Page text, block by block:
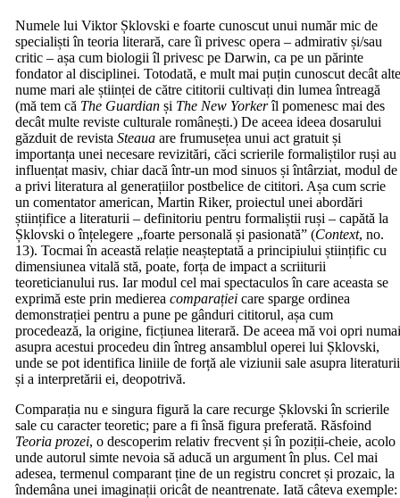
Numele lui Viktor Șklovski e foarte cunoscut unui număr mic de
specialiști în teoria literară, care îi privesc opera – admirativ și/sau
critic – așa cum biologii îl privesc pe Darwin, ca pe un părinte
fondator al disciplinei. Totodată, e mult mai puțin cunoscut decât
nume mari ale științei de către cititorii cultivați din lumea întreagă
(mă tem că The Guardian și The New Yorkerîl pomenesc mai des
decât multe reviste culturale românești.) De aceea ideea dosarului
găzduit de revistaSteauaare frumusețea unui act gratuit și
importanța unei necesare revizitări, căci scrierile formaliștilor ruși au
influențat masiv, chiar dacă într-un mod sinuos și întârziat, modul de
a privi literatura al generațiilor postbelice de cititori. Așa cum scrie
un comentator american, Martin Riker, proiectul unei abordări
științifice a literaturii – definitoriu pentru formaliștii ruși – capătă la
Șklovski o înțelegere „foarte personală și pasionată” (Context, no.
13). Tocmai în această relație neașteptată a principiului științific cu
dimensiunea vitală stă, poate, forța de impact a scriiturii
teoreticianului rus. Iar modul cel mai spectaculos în care aceasta se
exprimă este prin mediereacomparațieicare sparge ordinea
demonstrației pentru a pune pe gânduri cititorul, așa cum
procedează, la origine, ficțiunea literară. De aceea mă voi opri
asupra acestui procedeu din întreg ansamblul operei lui Șklovski,
unde se pot identifica liniile de forță ale viziunii sale asupra literaturii
și a interpretării ei, deopotrivă.
Comparația nu e singura figură la care recurge Șklovski în scrierile
sale cu caracter teoretic; pare a fi însă figura preferată. Răsfoind
Teoria prozei, o descoperim relativ frecvent și în poziții-cheie, acolo
unde autorul simte nevoia să aducă un argument în plus. Cel mai
adesea, termenul comparant ține de un registru concret și prozaic, la
îndemâna unei imaginații oricât de neantrenate. Iată câteva exemple: